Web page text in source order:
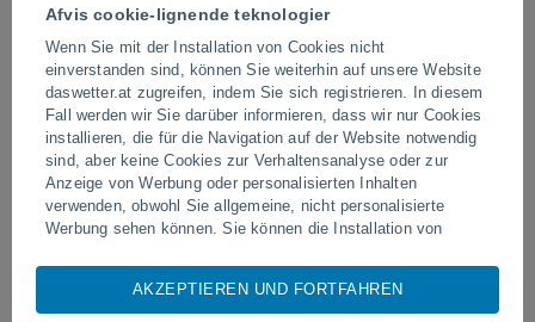
Afvis cookie-lignende teknologier
Wenn Sie mit der Installation von Cookies nicht
einverstanden sind, können Sie weiterhin auf unsere Website
daswetter.at zugreifen, indem Sie sich registrieren. In diesem
Fall werden wir Sie darüber informieren, dass wir nur Cookies
installieren, die für die Navigation auf der Website notwendig
sind, aber keine Cookies zur Verhaltensanalyse oder zur
Anzeige von Werbung oder personalisierten Inhalten
verwenden, obwohl Sie allgemeine, nicht personalisierte
Werbung sehen können. Sie können die Installation von
AKZEPTIEREN UND FORTFAHREN
Tornados und extreme Regenfälle in
Pelotas, Brasilien
Blitzeinschlag auf einem
in Narathiwat, Thailand
Folgen Sie uns